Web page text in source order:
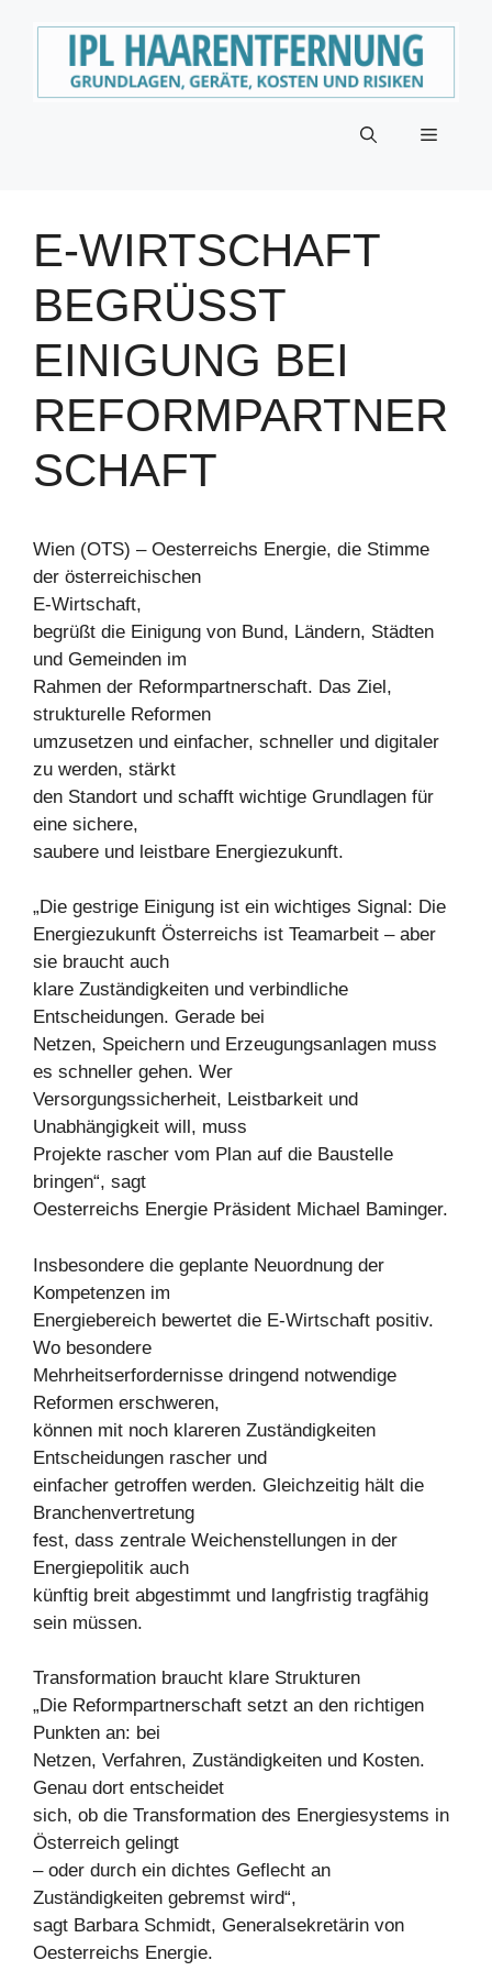
Menü
E-WIRTSCHAFT
BEGRÜSST E
INIGUNG BEI R
EFORMPARTNERS
CHAFT
Wien (OTS) – Oesterreichs Energie, die Stimme
der österreichischen
E-Wirtschaft,
begrüßt die Einigung von Bund, Ländern, Städten
und Gemeinden im
Rahmen der Reformpartnerschaft. Das Ziel,
strukturelle Reformen
umzusetzen und einfacher, schneller und digitaler
zu werden, stärkt
den Standort und schafft wichtige Grundlagen für
eine sichere,
saubere und leistbare Energiezukunft.
„Die gestrige Einigung ist ein wichtiges Signal: Die
Energiezukunft Österreichs ist Teamarbeit – aber
sie braucht auch
klare Zuständigkeiten und verbindliche
Entscheidungen. Gerade bei
Netzen, Speichern und Erzeugungsanlagen muss
es schneller gehen. Wer
Versorgungssicherheit, Leistbarkeit und
Unabhängigkeit will, muss
Projekte rascher vom Plan auf die Baustelle
bringen“, sagt
Oesterreichs Energie Präsident Michael Baminger.
Insbesondere die geplante Neuordnung der
Kompetenzen im
Energiebereich bewertet die E-Wirtschaft positiv.
Wo besondere
Mehrheitserfordernisse dringend notwendige
Reformen erschweren,
können mit noch klareren Zuständigkeiten
Entscheidungen rascher und
einfacher getroffen werden. Gleichzeitig hält die
Branchenvertretung
fest, dass zentrale Weichenstellungen in der
Energiepolitik auch
künftig breit abgestimmt und langfristig tragfähig
sein müssen.
Transformation braucht klare Strukturen
„Die Reformpartnerschaft setzt an den richtigen
Punkten an: bei
Netzen, Verfahren, Zuständigkeiten und Kosten.
Genau dort entscheidet
sich, ob die Transformation des Energiesystems in
Österreich gelingt
– oder durch ein dichtes Geflecht an
Zuständigkeiten gebremst wird“,
sagt Barbara Schmidt, Generalsekretärin von
Oesterreichs Energie.